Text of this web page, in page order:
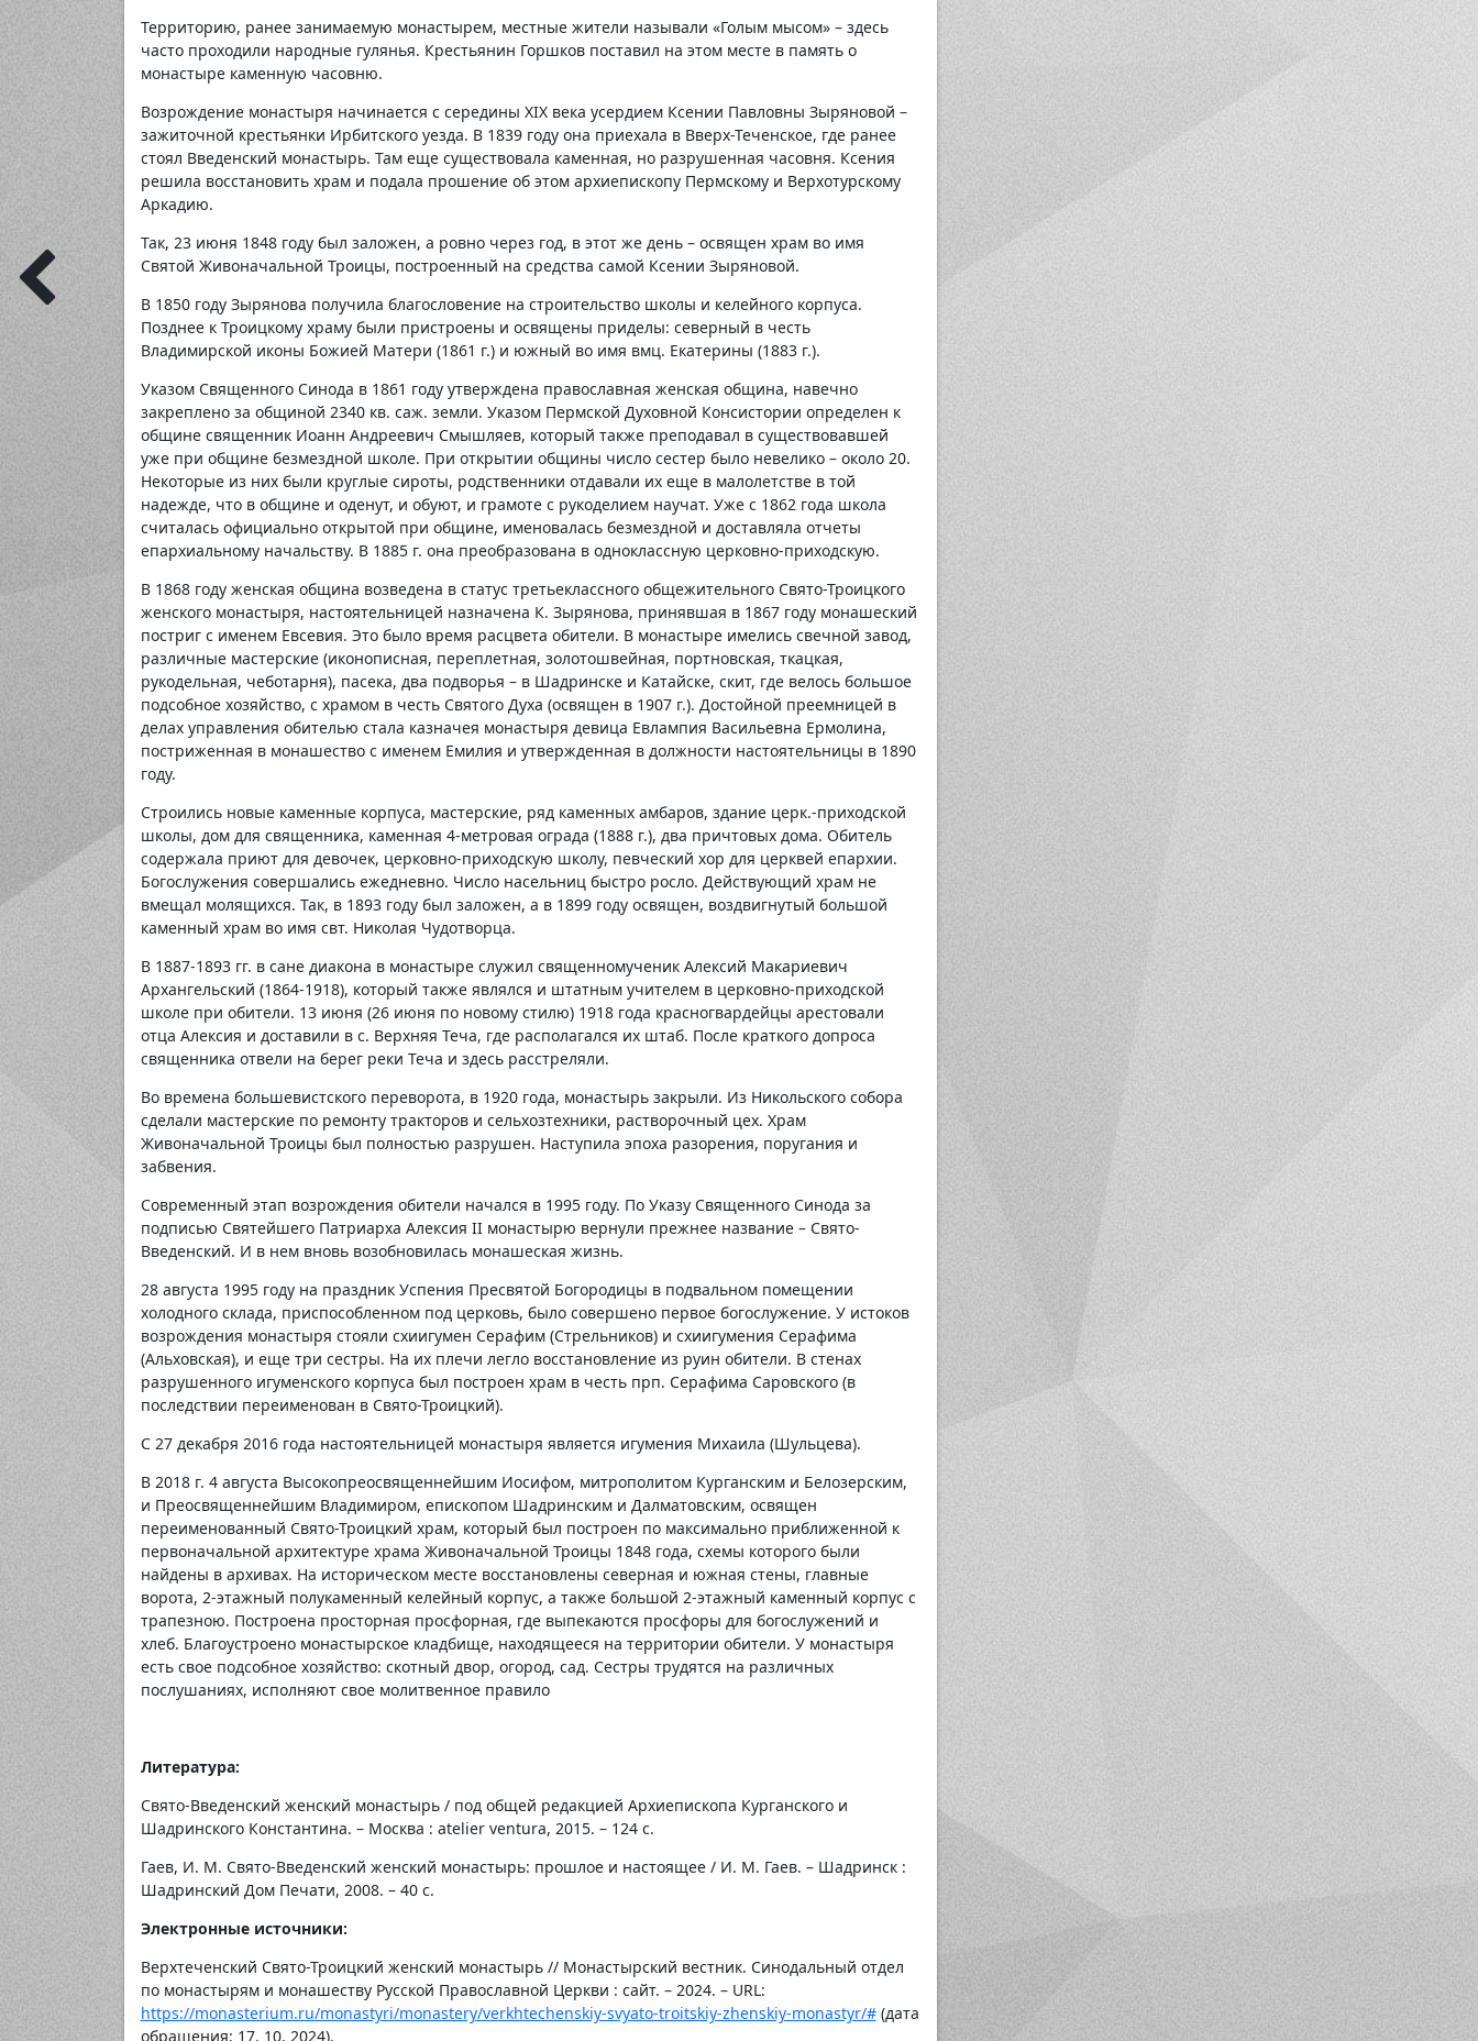
Территорию, ранее занимаемую монастырем, местные жители называли «Голым мысом» – здесь
часто проходили народные гулянья. Крестьянин Горшков поставил на этом месте в память о
монастыре каменную часовню.
Возрождение монастыря начинается с середины XIX века усердием Ксении Павловны Зыряновой –
зажиточной крестьянки Ирбитского уезда. В 1839 году она приехала в Вверх-Теченское, где ранее
стоял Введенский монастырь. Там еще существовала каменная, но разрушенная часовня. Ксения
решила восстановить храм и подала прошение об этом архиепископу Пермскому и Верхотурскому
Аркадию.
Так, 23 июня 1848 году был заложен, а ровно через год, в этот же день – освящен храм во имя
Святой Живоначальной Троицы, построенный на средства самой Ксении Зыряновой.
В 1850 году Зырянова получила благословение на строительство школы и келейного корпуса.
Позднее к Троицкому храму были пристроены и освящены приделы: северный в честь
Владимирской иконы Божией Матери (1861 г.) и южный во имя вмц. Екатерины (1883 г.).
Указом Священного Синода в 1861 году утверждена православная женская община, навечно
закреплено за общиной 2340 кв. саж. земли. Указом Пермской Духовной Консистории определен к
общине священник Иоанн Андреевич Смышляев, который также преподавал в существовавшей
уже при общине безмездной школе. При открытии общины число сестер было невелико – около 20.
Некоторые из них были круглые сироты, родственники отдавали их еще в малолетстве в той
надежде, что в общине и оденут, и обуют, и грамоте с рукоделием научат. Уже с 1862 года школа
считалась официально открытой при общине, именовалась безмездной и доставляла отчеты
епархиальному начальству. В 1885 г. она преобразована в одноклассную церковно-приходскую.
В 1868 году женская община возведена в статус третьеклассного общежительного Свято-Троицкого
женского монастыря, настоятельницей назначена К. Зырянова, принявшая в 1867 году монашеский
постриг с именем Евсевия. Это было время расцвета обители. В монастыре имелись свечной завод,
различные мастерские (иконописная, переплетная, золотошвейная, портновская, ткацкая,
рукодельная, чеботарня), пасека, два подворья – в Шадринске и Катайске, скит, где велось большое
подсобное хозяйство, с храмом в честь Святого Духа (освящен в 1907 г.). Достойной преемницей в
делах управления обителью стала казначея монастыря девица Евлампия Васильевна Ермолина,
постриженная в монашество с именем Емилия и утвержденная в должности настоятельницы в 1890
году.
Строились новые каменные корпуса, мастерские, ряд каменных амбаров, здание церк.-приходской
школы, дом для священника, каменная 4-метровая ограда (1888 г.), два причтовых дома. Обитель
содержала приют для девочек, церковно-приходскую школу, певческий хор для церквей епархии.
Богослужения совершались ежедневно. Число насельниц быстро росло. Действующий храм не
вмещал молящихся. Так, в 1893 году был заложен, а в 1899 году освящен, воздвигнутый большой
каменный храм во имя свт. Николая Чудотворца.
В 1887-1893 гг. в сане диакона в монастыре служил священномученик Алексий Макариевич
Архангельский (1864-1918), который также являлся и штатным учителем в церковно-приходской
школе при обители. 13 июня (26 июня по новому стилю) 1918 года красногвардейцы арестовали
отца Алексия и доставили в с. Верхняя Теча, где располагался их штаб. После краткого допроса
священника отвели на берег реки Теча и здесь расстреляли.
Во времена большевистского переворота, в 1920 года, монастырь закрыли. Из Никольского собора
сделали мастерские по ремонту тракторов и сельхозтехники, растворочный цех. Храм
Живоначальной Троицы был полностью разрушен. Наступила эпоха разорения, поругания и
забвения.
Современный этап возрождения обители начался в 1995 году. По Указу Священного Синода за
подписью Святейшего Патриарха Алексия II монастырю вернули прежнее название – Свято-
Введенский. И в нем вновь возобновилась монашеская жизнь.
28 августа 1995 году на праздник Успения Пресвятой Богородицы в подвальном помещении
холодного склада, приспособленном под церковь, было совершено первое богослужение. У истоков
возрождения монастыря стояли схиигумен Серафим (Стрельников) и схиигумения Серафима
(Альховская), и еще три сестры. На их плечи легло восстановление из руин обители. В стенах
разрушенного игуменского корпуса был построен храм в честь прп. Серафима Саровского (в
последствии переименован в Свято-Троицкий).
С 27 декабря 2016 года настоятельницей монастыря является игумения Михаила (Шульцева).
В 2018 г. 4 августа Высокопреосвященнейшим Иосифом, митрополитом Курганским и Белозерским,
и Преосвященнейшим Владимиром, епископом Шадринским и Далматовским, освящен
переименованный Свято-Троицкий храм, который был построен по максимально приближенной к
первоначальной архитектуре храма Живоначальной Троицы 1848 года, схемы которого были
найдены в архивах. На историческом месте восстановлены северная и южная стены, главные
ворота, 2-этажный полукаменный келейный корпус, а также большой 2-этажный каменный корпус с
трапезною. Построена просторная просфорная, где выпекаются просфоры для богослужений и
хлеб. Благоустроено монастырское кладбище, находящееся на территории обители. У монастыря
есть свое подсобное хозяйство: скотный двор, огород, сад. Сестры трудятся на различных
послушаниях, исполняют свое молитвенное правило
Литература:
Свято-Введенский женский монастырь / под общей редакцией Архиепископа Курганского и
Шадринского Константина. – Москва : atelier ventura, 2015. – 124 с.
Гаев, И. М. Свято-Введенский женский монастырь: прошлое и настоящее / И. М. Гаев. – Шадринск :
Шадринский Дом Печати, 2008. – 40 с.
Электронные источники:
Верхтеченский Свято-Троицкий женский монастырь // Монастырский вестник. Синодальный отдел
по монастырям и монашеству Русской Православной Церкви : сайт. – 2024. – URL:
https://monasterium.ru/monastyri/monastery/verkhtechenskiy-svyato-troitskiy-zhenskiy-monastyr/#(дата
обращения: 17. 10. 2024).